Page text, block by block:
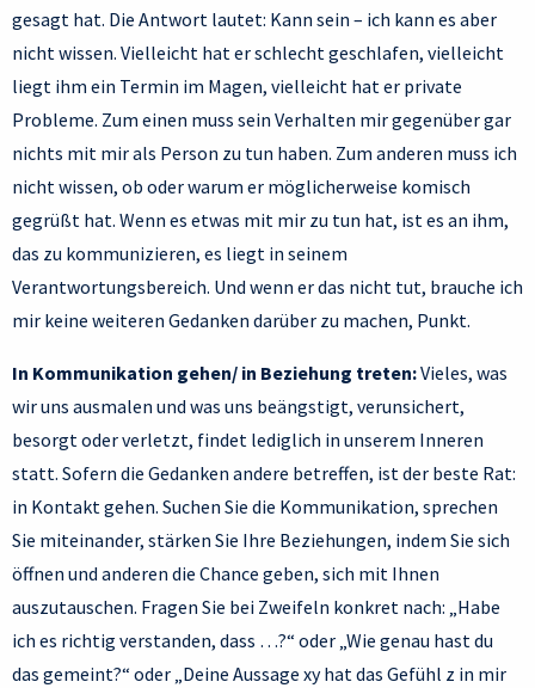
gesagt hat. Die Antwort lautet: Kann sein – ich kann es aber
nicht wissen. Vielleicht hat er schlecht geschlafen, vielleicht
liegt ihm ein Termin im Magen, vielleicht hat er private
Probleme. Zum einen muss sein Verhalten mir gegenüber gar
nichts mit mir als Person zu tun haben. Zum anderen muss ich
nicht wissen, ob oder warum er möglicherweise komisch
gegrüßt hat. Wenn es etwas mit mir zu tun hat, ist es an ihm,
das zu kommunizieren, es liegt in seinem
Verantwortungsbereich. Und wenn er das nicht tut, brauche ich
mir keine weiteren Gedanken darüber zu machen, Punkt.
In Kommunikation gehen/ in Beziehung treten:Vieles, was
wir uns ausmalen und was uns beängstigt, verunsichert,
besorgt oder verletzt, findet lediglich in unserem Inneren
statt. Sofern die Gedanken andere betreffen, ist der beste Rat:
in Kontakt gehen. Suchen Sie die Kommunikation, sprechen
Sie miteinander, stärken Sie Ihre Beziehungen, indem Sie sich
öffnen und anderen die Chance geben, sich mit Ihnen
auszutauschen. Fragen Sie bei Zweifeln konkret nach: „Habe
ich es richtig verstanden, dass …?“ oder „Wie genau hast du
das gemeint?“ oder „Deine Aussage xy hat das Gefühl z in mir